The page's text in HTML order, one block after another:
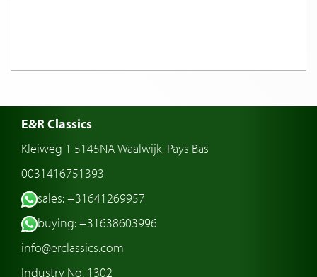
E&R Classics
Kleiweg 1 5145NA Waalwijk, Pays Bas
0031416751393
sales: +31641269957
buying: +31638603996
info@erclassics.com
Industry No. 1302